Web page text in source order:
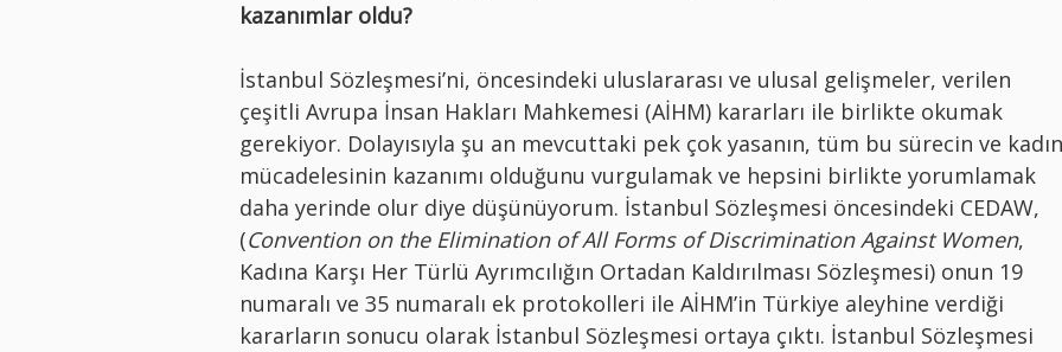
kazanımlar oldu?
İstanbul Sözleşmesi’ni, öncesindeki uluslararası ve ulusal gelişmeler, verilen
çeşitli Avrupa İnsan Hakları Mahkemesi (AİHM) kararları ile birlikte okumak
gerekiyor. Dolayısıyla şu an mevcuttaki pek çok yasanın, tüm bu sürecin ve kadın
mücadelesinin kazanımı olduğunu vurgulamak ve hepsini birlikte yorumlamak
daha yerinde olur diye düşünüyorum. İstanbul Sözleşmesi öncesindeki CEDAW,
(Convention on the Elimination of All Forms of Discrimination Against Women,
Kadına Karşı Her Türlü Ayrımcılığın Ortadan Kaldırılması Sözleşmesi) onun 19
numaralı ve 35 numaralı ek protokolleri ile AİHM’in Türkiye aleyhine verdiği
kararların sonucu olarak İstanbul Sözleşmesi ortaya çıktı. İstanbul Sözleşmesi